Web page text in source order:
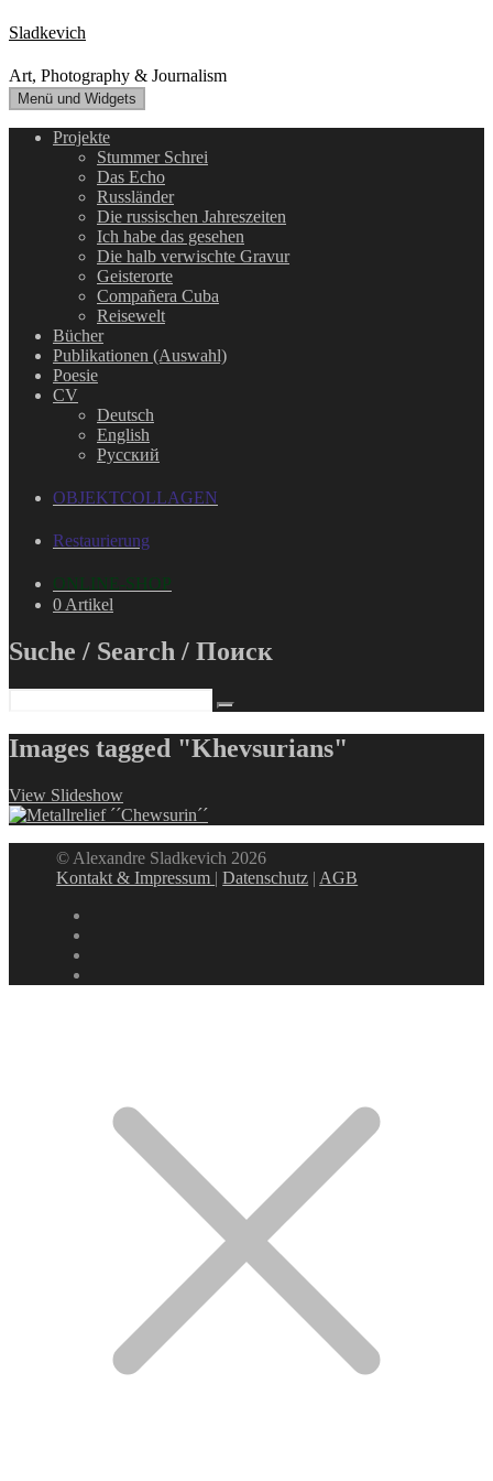
Zum
Inhalt
springen
Sladkevich
Art, Photography & Journalism
Menü und Widgets
Projekte
Stummer Schrei
Das Echo
Russländer
Die russischen Jahreszeiten
Ich habe das gesehen
Die halb verwischte Gravur
Geisterorte
Compañera Cuba
Reisewelt
Bücher
Publikationen (Auswahl)
Poesie
CV
Deutsch
English
Русский
OBJEKTCOLLAGEN
Restaurierung
ONLINE-SHOP
0 Artikel
Suche / Search / Поиск
Images tagged "Khevsurians"
View Slideshow
© Alexandre Sladkevich 2026
Kontakt & Impressum |Datenschutz | AGB